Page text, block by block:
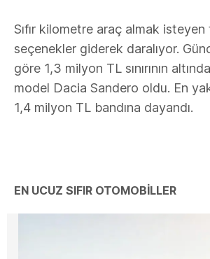
Sıfır kilometre araç almak
seçenekler giderek daralıyor.
göre 1,3 milyon TL sınırının
model Dacia Sandero oldu. En
1,4 milyon TL bandına dayandı.
EN UCUZ SIFIR OTOMOBİLLER